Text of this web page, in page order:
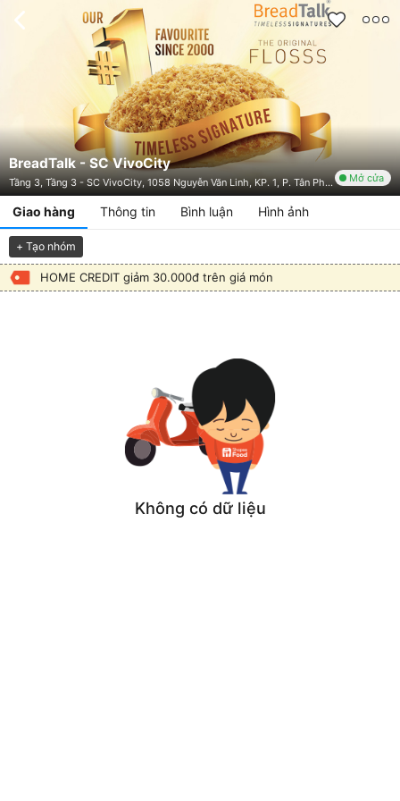
BreadTalk - SC VivoCity
Tầng 3, Tầng 3 - SC VivoCity, 1058 Nguyễn Văn Linh, KP. 1, P. Tân Phong, Quận 7, TP. HCM Mở cửa
Giao hàng Thông tin Bình luận Hình ảnh
+ Tạo nhóm
HOME CREDIT giảm 30.000đ trên giá món
Không có dữ liệu